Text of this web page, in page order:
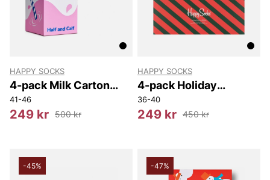
HAPPY SOCKS
4-pack Milk Carton
Socks Gift Set
41-46
249 kr 500 kr
HAPPY SOCKS
4-pack Holiday
Classics Socks Gift
Set
36-40
249 kr 450 kr
-45% -47%